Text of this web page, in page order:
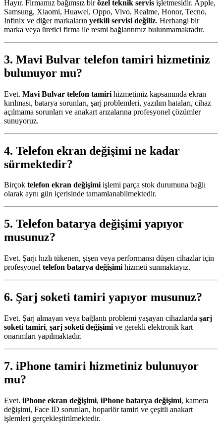
Hayır. Firmamız bağımsız birözel teknik servis işletmesidir. Apple,
Samsung, Xiaomi, Huawei, Oppo, Vivo, Realme, Honor, Tecno,
Infinix ve diğer markaların yetkili servisi değiliz. Herhangi bir
marka veya üretici firma ile resmi bağlantımız bulunmamaktadır.
3. Mavi Bulvar telefon tamiri hizmetiniz
bulunuyor mu?
Evet. Mavi Bulvar telefon tamiri hizmetimiz kapsamında ekran
kırılması, batarya sorunları, şarj problemleri, yazılım hataları, cihaz
açılmama sorunları ve anakart arızalarına profesyonel çözümler
sunuyoruz.
4. Telefon ekran değişimi ne kadar
sürmektedir?
Birçok telefon ekran değişimiişlemi parça stok durumuna bağlı
olarak aynı gün içerisinde tamamlanabilmektedir.
5. Telefon batarya değişimi yapıyor
musunuz?
Evet. Şarjı hızlı tükenen, şişen veya performansı düşen cihazlar için
profesyonel telefon batarya değişimi hizmeti sunmaktayız.
6. Şarj soketi tamiri yapıyor musunuz?
Evet. Şarj almayan veya bağlantı problemi yaşayan cihazlarda şarj
soketi tamiri, şarj soketi değişimi ve gerekli elektronik kart
onarımları yapılmaktadır.
7. iPhone tamiri hizmetiniz bulunuyor
mu?
Evet. iPhone ekran değişimi, iPhone batarya değişimi, kamera
değişimi, Face ID sorunları, hoparlör tamiri ve çeşitli anakart
işlemleri gerçekleştirilmektedir.